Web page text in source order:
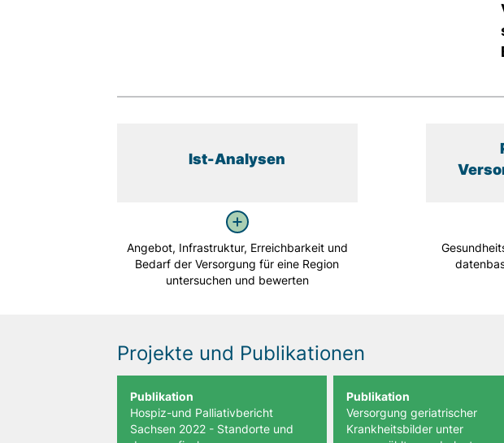
Ist-Analysen
Angebot, Infrastruktur, Erreichbarkeit und
Bedarf der Versorgung für eine Region
untersuchen und bewerten
Projekte und Publikationen
Publikation
Hospiz-und Palliativbericht
Sachsen 2022 - Standorte und
Publikation
Versorgung geriatrischer
Krankheitsbilder unter
Matomo SessionID
Benutzer Tracking
Matomo Sprache
matomo_lang